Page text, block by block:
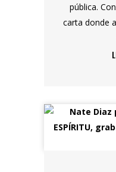
pública.
carta donde